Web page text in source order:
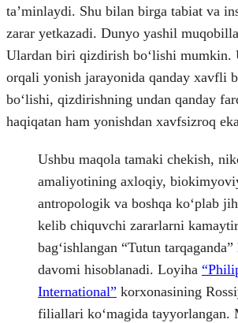
taʼminlaydi. Shu bilan birga tabiat va
zarar yetkazadi. Dunyo yashil
Ulardan biri qizdirish boʻlishi mumkin.
orqali yonish jarayonida qanday xavfli
boʻlishi, qizdirishning undan qanday
haqiqatan ham yonishdan xavfsizroq
Ushbu maqola tamaki chekish,
amaliyotining axloqiy,
antropologik va boshqa koʻplab
kelib chiquvchi zararlarni
bagʻishlangan “Tutun
davomi hisoblanadi. Loyiha
International” korxonasining
filiallari koʻmagida tayyorlangan.